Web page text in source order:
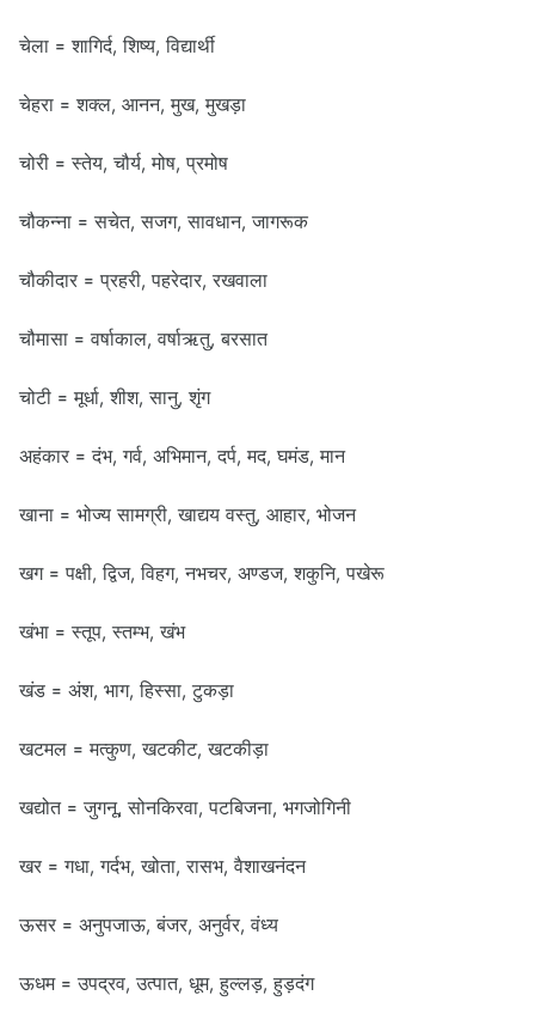
चेला = शागिर्द, शिष्य, विद्यार्थी
चेहरा = शक्ल, आनन, मुख, मुखड़ा
चोरी = स्तेय, चौर्य, मोष, प्रमोष
चौकन्ना = सचेत, सजग, सावधान, जागरूक
चौकीदार = प्रहरी, पहरेदार, रखवाला
चौमासा = वर्षाकाल, वर्षाऋतु, बरसात
चोटी = मूर्धा, शीश, सानु, शृंग
अहंकार = दंभ, गर्व, अभिमान, दर्प, मद, घमंड, मान
खाना = भोज्य सामग्री, खाद्यय वस्तु, आहार, भोजन
खग = पक्षी, द्विज, विहग, नभचर, अण्डज, शकुनि, पखेरू
खंभा = स्तूप, स्तम्भ, खंभ
खंड = अंश, भाग, हिस्सा, टुकड़ा
खटमल = मत्कुण, खटकीट, खटकीड़ा
खद्योत = जुगनू, सोनकिरवा, पटबिजना, भगजोगिनी
खर = गधा, गर्दभ, खोता, रासभ, वैशाखनंदन
ऊसर = अनुपजाऊ, बंजर, अनुर्वर, वंध्य
ऊधम = उपद्रव, उत्पात, धूम, हुल्लड़, हुड़दंग